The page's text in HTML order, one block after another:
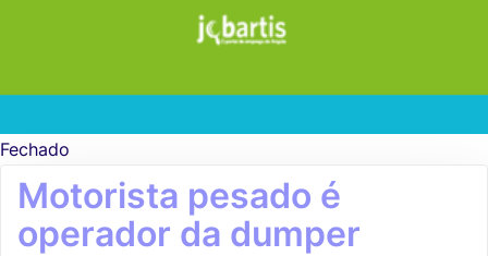
Fechado
Motorista pesado é
operador da dumper